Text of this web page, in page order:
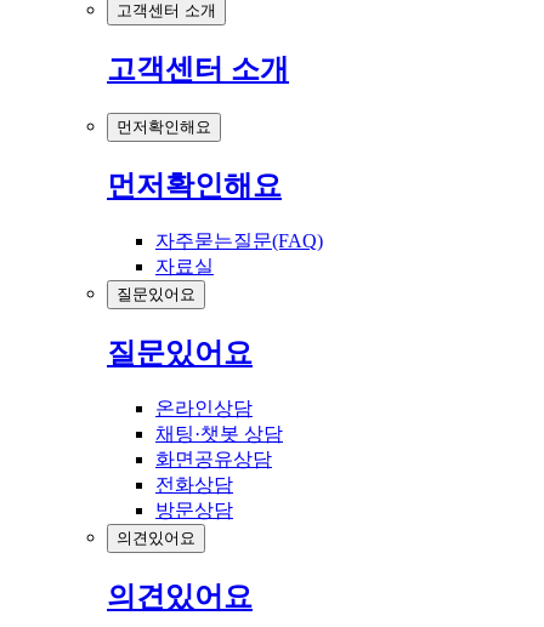
고객센터 소개
고객센터 소개
먼저확인해요
먼저확인해요
자주묻는질문(FAQ)
자료실
질문있어요
질문있어요
온라인상담
채팅·챗봇 상담
화면공유상담
전화상담
방문상담
의견있어요
의견있어요